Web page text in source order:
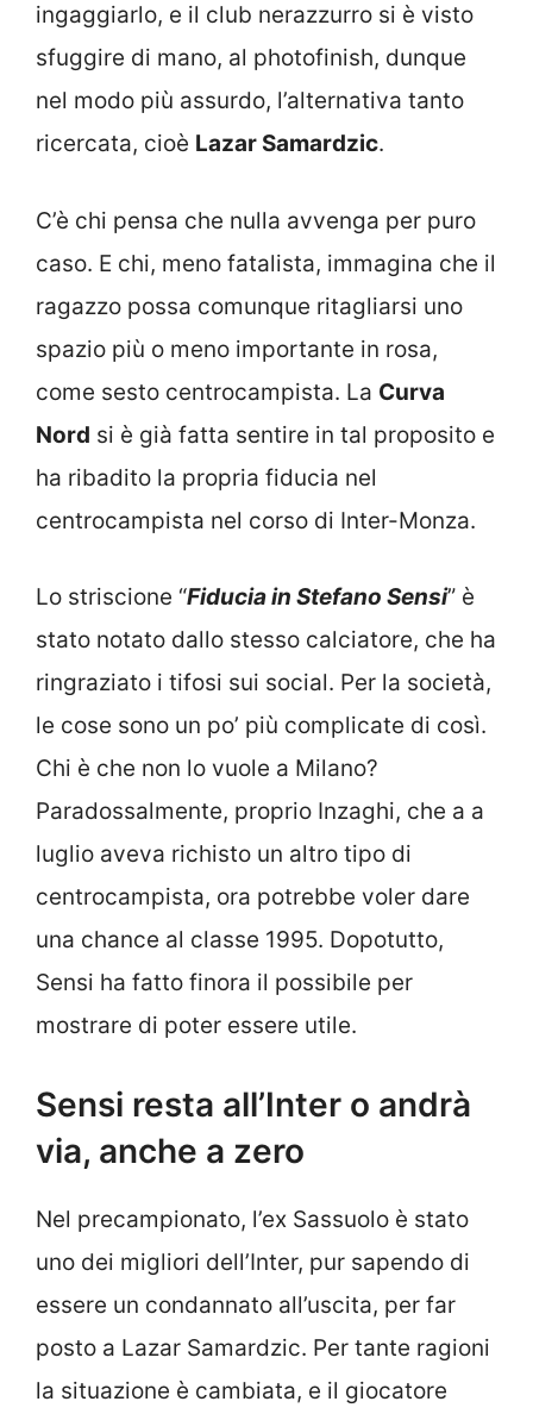
ingaggiarlo, e il club nerazzurro si è visto
sfuggire di mano, al photofinish, dunque
nel modo più assurdo, l’alternativa tanto
ricercata, cioè Lazar Samardzic.
C’è chi pensa che nulla avvenga per puro
caso. E chi, meno fatalista, immagina che il
ragazzo possa comunque ritagliarsi uno
spazio più o meno importante in rosa,
come sesto centrocampista. La Curva
Nord si è già fatta sentire in tal proposito e
ha ribadito la propria fiducia nel
centrocampista nel corso di Inter-Monza.
Lo striscione “Fiducia in Stefano Sensi” è
stato notato dallo stesso calciatore, che ha
ringraziato i tifosi sui social. Per la società,
le cose sono un po’ più complicate di così.
Chi è che non lo vuole a Milano?
Paradossalmente, proprio Inzaghi, che a a
luglio aveva richisto un altro tipo di
centrocampista, ora potrebbe voler dare
una chance al classe 1995. Dopotutto,
Sensi ha fatto finora il possibile per
mostrare di poter essere utile.
Sensi resta all’Inter o andrà
via, anche a zero
Nel precampionato, l’ex Sassuolo è stato
uno dei migliori dell’Inter, pur sapendo di
essere un condannato all’uscita, per far
posto a Lazar Samardzic. Per tante ragioni
la situazione è cambiata, e il giocatore